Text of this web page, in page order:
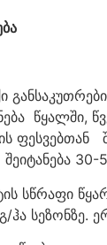
წყალში,
ფესვებთან
30-
სწრაფი
სეზონზე.